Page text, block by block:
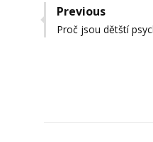
Navigace
pro
Previous
Previous
Proč jsou dětští